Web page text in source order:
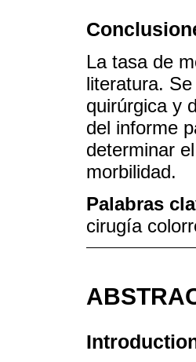
La tasa de
literatura.
quirúrgica y
del informe
determinar
morbilidad.
Palabras
cirugía